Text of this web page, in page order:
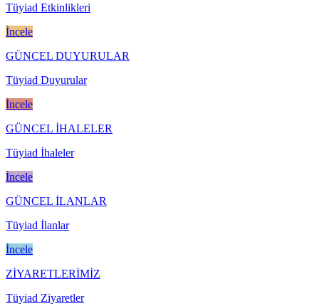
Tüyiad Etkinlikleri
İncele
GÜNCEL DUYURULAR
Tüyiad Duyurular
İncele
GÜNCEL İHALELER
Tüyiad İhaleler
İncele
GÜNCEL İLANLAR
Tüyiad İlanlar
İncele
ZİYARETLERİMİZ
Tüyiad Ziyaretler